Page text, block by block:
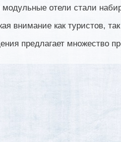
отели стали
внимание как туристов,
предлагает множество